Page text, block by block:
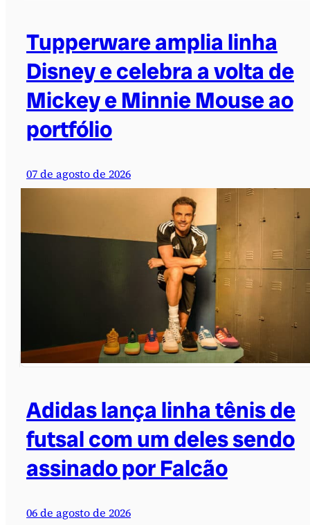
Tupperware amplia linha
Disney e celebra a volta de
Mickey e Minnie Mouse ao
portfólio
07 de agosto de 2026
Adidas lança linha tênis de
futsal com um deles sendo
assinado por Falcão
06 de agosto de 2026